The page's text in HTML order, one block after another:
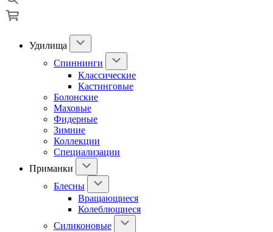
Удилища
Спиннинги
Классические
Кастинговые
Болонские
Маховые
Фидерные
Зимние
Коллекции
Специализации
Приманки
Блесны
Вращающиеся
Колеблющиеся
Силиконовые